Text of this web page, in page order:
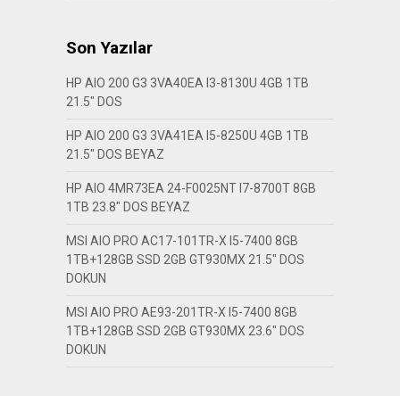
Son Yazılar
HP AIO 200 G3 3VA40EA I3-8130U 4GB 1TB
21.5″ DOS
HP AIO 200 G3 3VA41EA I5-8250U 4GB 1TB
21.5″ DOS BEYAZ
HP AIO 4MR73EA 24-F0025NT I7-8700T 8GB
1TB 23.8″ DOS BEYAZ
MSI AIO PRO AC17-101TR-X I5-7400 8GB
1TB+128GB SSD 2GB GT930MX 21.5″ DOS
DOKUN
MSI AIO PRO AE93-201TR-X I5-7400 8GB
1TB+128GB SSD 2GB GT930MX 23.6″ DOS
DOKUN